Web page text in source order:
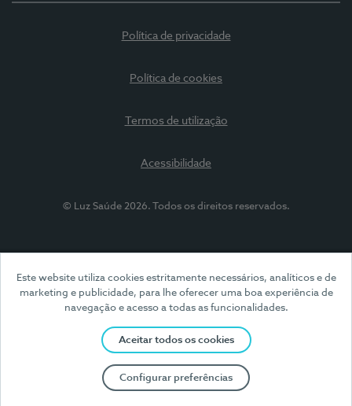
Este website utiliza cookies estritamente necessários, analíticos e de
marketing e publicidade, para lhe oferecer uma boa experiência de
navegação e acesso a todas as funcionalidades.
Aceitar todos os cookies
Configurar preferências
Política de privacidade
Política de cookies
Termos de utilização
Acessibilidade
© Luz Saúde 2026. Todos os direitos reservados.